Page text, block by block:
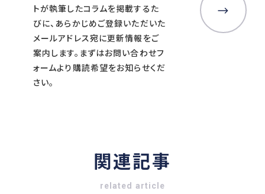
トが執筆したコラムを掲載するた
びに、あらかじめご登録いただいた
メールアドレス宛に更新情報をご
案内します。まずはお問い合わせフ
ォームより購読希望をお知らせくだ
さい。
関連記事
related article